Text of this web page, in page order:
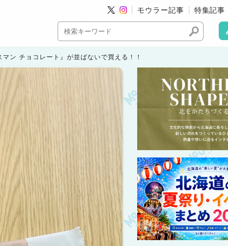
モウラー記事 特集記事
ン チョコレート』が並ばないで買える！！